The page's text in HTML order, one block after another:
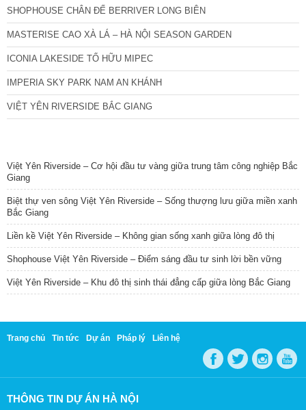
SHOPHOUSE CHÂN ĐẾ BERRIVER LONG BIÊN
MASTERISE CAO XÀ LÁ – HÀ NỘI SEASON GARDEN
ICONIA LAKESIDE TỐ HỮU MIPEC
IMPERIA SKY PARK NAM AN KHÁNH
VIỆT YÊN RIVERSIDE BẮC GIANG
Việt Yên Riverside – Cơ hội đầu tư vàng giữa trung tâm công nghiệp Bắc
Giang
Biệt thự ven sông Việt Yên Riverside – Sống thượng lưu giữa miền xanh
Bắc Giang
Liền kề Việt Yên Riverside – Không gian sống xanh giữa lòng đô thị
Shophouse Việt Yên Riverside – Điểm sáng đầu tư sinh lời bền vững
Việt Yên Riverside – Khu đô thị sinh thái đẳng cấp giữa lòng Bắc Giang
Trang chủ Tin tức Dự án Pháp lý Liên hệ
THÔNG TIN DỰ ÁN HÀ NỘI